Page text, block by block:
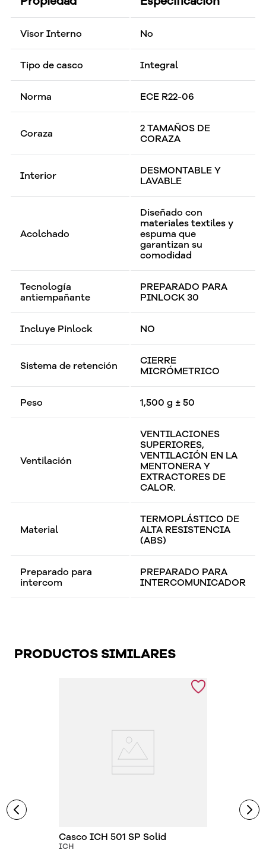
Visor Interno No
Tipo de casco Integral
Norma ECE R22-06
Coraza
2 TAMAÑOS DE
CORAZA
Interior
DESMONTABLE Y
LAVABLE
Acolchado
Diseñado con
materiales textiles y
espuma que
garantizan su
comodidad
Tecnología
antiempañante
PREPARADO PARA
PINLOCK 30
Incluye Pinlock NO
Sistema de retención
CIERRE
MICRÓMETRICO
Peso 1,500 g ± 50
Ventilación
VENTILACIONES
SUPERIORES,
VENTILACIÓN EN LA
MENTONERA Y
EXTRACTORES DE
CALOR.
Material
TERMOPLÁSTICO DE
ALTA RESISTENCIA
(ABS)
Preparado para
intercom
PREPARADO PARA
INTERCOMUNICADOR
PRODUCTOS SIMILARES
Casco ICH 501 SP Solid
ICH